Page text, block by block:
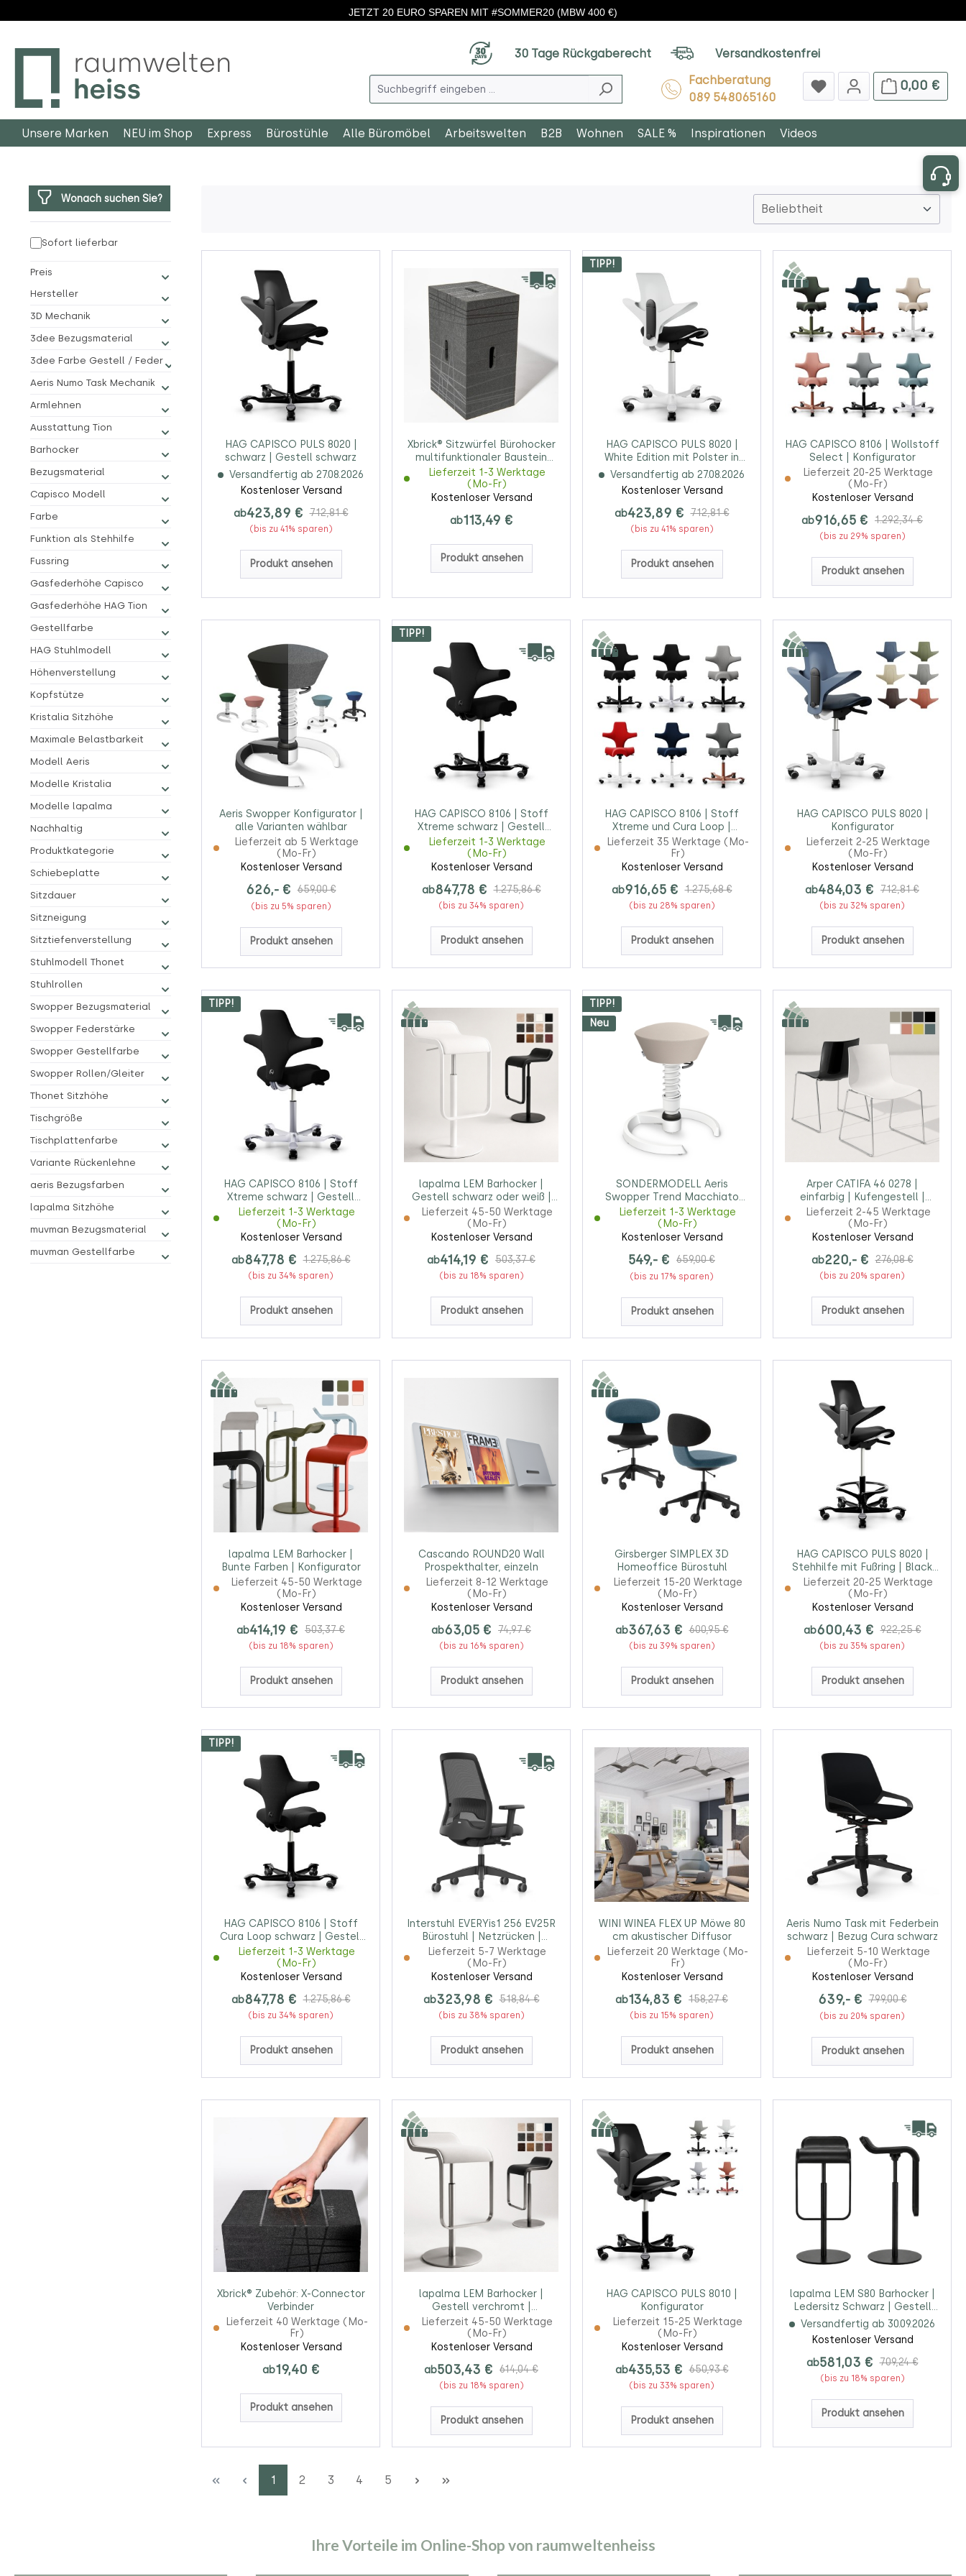
JETZT 20 EURO SPAREN MIT #SOMMER20 (MBW 400 €)
30 Tage Rückgaberecht
Versandkostenfrei
Fachberatung
089 548065160
0,00 €
Unsere Marken NEU im Shop Express Bürostühle Alle Büromöbel Arbeitswelten B2B Wohnen SALE % Inspirationen Videos
Wonach suchen Sie?
Sofort lieferbar
Hersteller
3D Mechanik
3dee Bezugsmaterial
3dee Farbe Gestell / Feder
Aeris Numo Task Mechanik
Armlehnen
Ausstattung Tion
Barhocker
Bezugsmaterial
Capisco Modell
Farbe
Funktion als Stehhilfe
Fussring
Gasfederhöhe Capisco
Gasfederhöhe HAG Tion
Gestellfarbe
HAG Stuhlmodell
Höhenverstellung
Kopfstütze
Kristalia Sitzhöhe
Maximale Belastbarkeit
Modell Aeris
Modelle Kristalia
Modelle lapalma
Nachhaltig
Produktkategorie
Schiebeplatte
Sitzdauer
Sitzneigung
Sitztiefenverstellung
Stuhlmodell Thonet
Stuhlrollen
Swopper Bezugsmaterial
Swopper Federstärke
Swopper Gestellfarbe
Swopper Rollen/Gleiter
Thonet Sitzhöhe
Tischgröße
Tischplattenfarbe
Variante Rückenlehne
aeris Bezugsfarben
lapalma Sitzhöhe
muvman Bezugsmaterial
muvman Gestellfarbe
Preis
HAG CAPISCO PULS 8020 |
schwarz | Gestell schwarz
Versandfertig ab 27.08.2026
Kostenloser Versand
ab423,89 € 712,81 €
(bis zu 41% sparen)
Produkt ansehen
Xbrick® Sitzwürfel Bürohocker
multifunktionaler Baustein
anthrazit-schwarz
Lieferzeit 1-3 Werktage
(Mo-Fr)
Kostenloser Versand
ab113,49 €
Produkt ansehen
TIPP!
HAG CAPISCO PULS 8020 |
White Edition mit Polster in
Schwarz | Gestell weiß
Versandfertig ab 27.08.2026
Kostenloser Versand
ab423,89 € 712,81 €
(bis zu 41% sparen)
Produkt ansehen
HAG CAPISCO 8106 | Wollstoff
Select | Konfigurator
Lieferzeit 20-25 Werktage
(Mo-Fr)
Kostenloser Versand
ab916,65 € 1.292,34 €
(bis zu 29% sparen)
Produkt ansehen
Aeris Swopper Konfigurator |
alle Varianten wählbar
Lieferzeit ab 5 Werktage
(Mo-Fr)
Kostenloser Versand
626,- € 659,00 €
(bis zu 5% sparen)
Produkt ansehen
TIPP!
HAG CAPISCO 8106 | Stoff
Xtreme schwarz | Gestell
schwarz
Lieferzeit 1-3 Werktage
(Mo-Fr)
Kostenloser Versand
ab847,78 € 1.275,86 €
(bis zu 34% sparen)
Produkt ansehen
HAG CAPISCO 8106 | Stoff
Xtreme und Cura Loop |
Konfigurator
Lieferzeit 35 Werktage (Mo-
Fr)
Kostenloser Versand
ab916,65 € 1.275,68 €
(bis zu 28% sparen)
Produkt ansehen
HAG CAPISCO PULS 8020 |
Konfigurator
Lieferzeit 2-25 Werktage
(Mo-Fr)
Kostenloser Versand
ab484,03 € 712,81 €
(bis zu 32% sparen)
Produkt ansehen
TIPP!
HAG CAPISCO 8106 | Stoff
Xtreme schwarz | Gestell
silber
Lieferzeit 1-3 Werktage
(Mo-Fr)
Kostenloser Versand
ab847,78 € 1.275,86 €
(bis zu 34% sparen)
Produkt ansehen
lapalma LEM Barhocker |
Gestell schwarz oder weiß |
Konfigurator
Lieferzeit 45-50 Werktage
(Mo-Fr)
Kostenloser Versand
ab414,19 € 503,37 €
(bis zu 18% sparen)
Produkt ansehen
TIPP!
Neu
SONDERMODELL Aeris
Swopper Trend Macchiato
Brown | Gestell weiß | Gleiter
Lieferzeit 1-3 Werktage
(Mo-Fr)
Kostenloser Versand
549,- € 659,00 €
(bis zu 17% sparen)
Produkt ansehen
Arper CATIFA 46 0278 |
einfarbig | Kufengestell |
Esszimmerstuhl | Kantinenstuhl
Lieferzeit 2-45 Werktage
(Mo-Fr)
Kostenloser Versand
ab220,- € 276,08 €
(bis zu 20% sparen)
Produkt ansehen
lapalma LEM Barhocker |
Bunte Farben | Konfigurator
Lieferzeit 45-50 Werktage
(Mo-Fr)
Kostenloser Versand
ab414,19 € 503,37 €
(bis zu 18% sparen)
Produkt ansehen
Cascando ROUND20 Wall
Prospekthalter, einzeln
Lieferzeit 8-12 Werktage
(Mo-Fr)
Kostenloser Versand
ab63,05 € 74,97 €
(bis zu 16% sparen)
Produkt ansehen
Girsberger SIMPLEX 3D
Homeoffice Bürostuhl
Lieferzeit 15-20 Werktage
(Mo-Fr)
Kostenloser Versand
ab367,63 € 600,95 €
(bis zu 39% sparen)
Produkt ansehen
HAG CAPISCO PULS 8020 |
Stehhilfe mit Fußring | Black
Edition
Lieferzeit 20-25 Werktage
(Mo-Fr)
Kostenloser Versand
ab600,43 € 922,25 €
(bis zu 35% sparen)
Produkt ansehen
TIPP!
HAG CAPISCO 8106 | Stoff
Cura Loop schwarz | Gestell
schwarz
Lieferzeit 1-3 Werktage
(Mo-Fr)
Kostenloser Versand
ab847,78 € 1.275,86 €
(bis zu 34% sparen)
Produkt ansehen
Interstuhl EVERYis1 256 EV25R
Bürostuhl | Netzrücken |
Schwarz
Lieferzeit 5-7 Werktage
(Mo-Fr)
Kostenloser Versand
ab323,98 € 518,84 €
(bis zu 38% sparen)
Produkt ansehen
WINI WINEA FLEX UP Möwe 80
cm akustischer Diffusor
Lieferzeit 20 Werktage (Mo-
Fr)
Kostenloser Versand
ab134,83 € 158,27 €
(bis zu 15% sparen)
Produkt ansehen
Aeris Numo Task mit Federbein
schwarz | Bezug Cura schwarz
Lieferzeit 5-10 Werktage
(Mo-Fr)
Kostenloser Versand
639,- € 799,00 €
(bis zu 20% sparen)
Produkt ansehen
Xbrick® Zubehör: X-Connector
Verbinder
Lieferzeit 40 Werktage (Mo-
Fr)
Kostenloser Versand
ab19,40 €
Produkt ansehen
lapalma LEM Barhocker |
Gestell verchromt |
Konfigurator
Lieferzeit 45-50 Werktage
(Mo-Fr)
Kostenloser Versand
ab503,43 € 614,04 €
(bis zu 18% sparen)
Produkt ansehen
HAG CAPISCO PULS 8010 |
Konfigurator
Lieferzeit 15-25 Werktage
(Mo-Fr)
Kostenloser Versand
ab435,53 € 650,93 €
(bis zu 33% sparen)
Produkt ansehen
lapalma LEM S80 Barhocker |
Ledersitz Schwarz | Gestell
schwarz | Gasfeder schwarz
Versandfertig ab 30.09.2026
Kostenloser Versand
ab581,03 € 709,24 €
(bis zu 18% sparen)
Produkt ansehen
Seite
1 Seite
2 Seite
3 Seite
4 Seite
5
Ihre Vorteile im Online-Shop von raumweltenheiss